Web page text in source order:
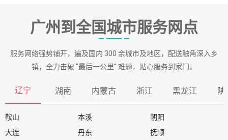
广州到全国城市服务网点
服务网络强势铺开，遍及国内 300 余城市及地区，配送触角深入乡
镇，全力击破 “最后一公里” 难题，贴心服务到家门。
辽宁 湖南 内蒙古 浙江 黑龙江 陕
鞍山 本溪
朝阳
大连
丹东
抚顺